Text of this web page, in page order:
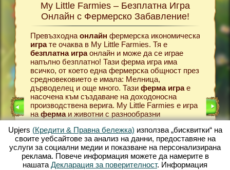
My Little Farmies – Безплатна Игра
Онлайн с Фермерско Забавление!
Превъзходна онлайн фермерска икономическа
играте очаква в My Little Farmies. Тя е
безплатна играонлайн и може да се играе
напълно безплатно! Тази ферма игра има
всичко, от което една фермерска общност през
средновековието е имала: Мелница,
дърводелец и още много. Тази ферма играе
насочена към създаване на доходоносна
производствена верига. My Little Farmies е игра
на фермаи животни с разнообразни
възможности и красиви графики. Създаваш
място за отглеждане на животни с всички
разнообразни възможности: от отглеждане на
зеленчуци до развъждане на добитък и
животни. Създай разцъфтяващ фермерски
свят в My Little Farmies – една от най-красивите
това
в
можеш
в един
да
онлайн
Upjers (Кредити & Правна бележка) използва „бисквитки“ на
своите уебсайтове за анализ на данни, предоставяне на
услуги за социални медии и показване на персонализирана
реклама. Повече информация можете да намерите в
нашата Декларация за поверителност. Информация